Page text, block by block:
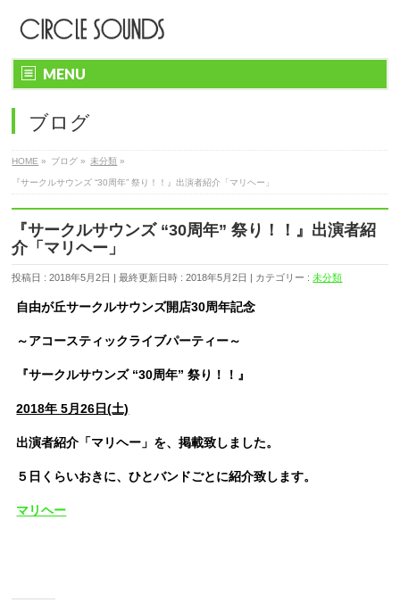
MENU
ブログ
HOME » ブログ » 未分類 »
『サークルサウンズ “30周年” 祭り！！』出演者紹介「マリヘー」
『サークルサウンズ “30周年” 祭り！！』出演者紹
介「マリヘー」
投稿日 : 2018年5月2日 最終更新日時 : 2018年5月2日 カテゴリー :未分類
自由が丘サークルサウンズ開店30周年記念
～アコースティックライブパーティー～
『サークルサウンズ “30周年” 祭り！！』
2018年 5月26日(土)
出演者紹介「マリヘー」を、掲載致しました。
５日くらいおきに、ひとバンドごとに紹介致します。
マリヘー